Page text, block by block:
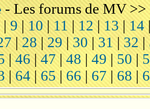
-Les forums de MV>>
|9|10|11|12 |13|14
|28|29|30| 31|32 |
|46|47|48 |49 | 50|
|64|65| 66| 67 |68 |